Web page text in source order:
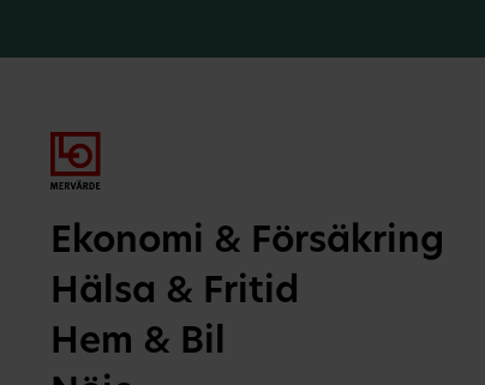
Ekonomi & Försäkring
Hälsa & Fritid
Hem & Bil